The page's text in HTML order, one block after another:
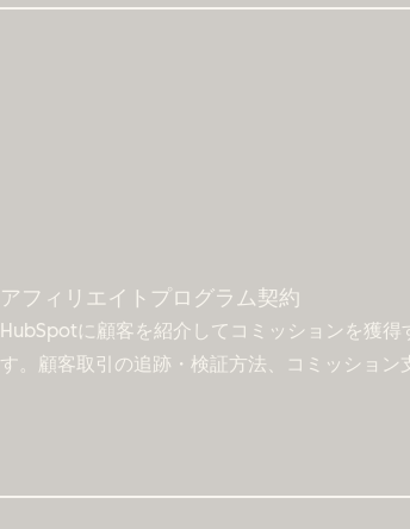
アフィリエイトプログラム契約
HubSpotに顧客を紹介してコミッションを獲
す。顧客取引の追跡・検証方法、コミッショ